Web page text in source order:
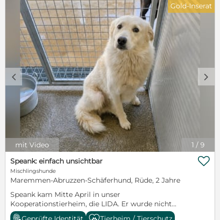
1 / 9
c d
mit Video
Gold-Inserat
Speank: einfach unsichtbar
Mischlingshunde
Maremmen-Abruzzen-Schäferhund, Rüde, 2 Jahre
Speank kam Mitte April in unser
Kooperationstierheim, die LIDA. Er wurde nicht
abgegeben und auch nicht gefunden, - sein
